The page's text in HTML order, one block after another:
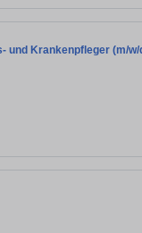
und Krankenpfleger (m/